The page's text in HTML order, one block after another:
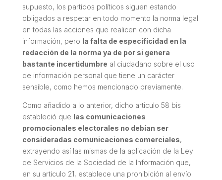
supuesto, los partidos políticos siguen estando
obligados a respetar en todo momento la norma legal
en todas las acciones que realicen con dicha
información, pero la falta de especificidad en la
redacción de la norma ya de por si genera
bastante incertidumbre al ciudadano sobre el uso
de información personal que tiene un carácter
sensible, como hemos mencionado previamente.
Como añadido a lo anterior, dicho articulo 58 bis
estableció que las comunicaciones
promocionales electorales no debían ser
consideradas comunicaciones comerciales,
extrayendo así las mismas de la aplicación de la Ley
de Servicios de la Sociedad de la Información que,
en su articulo 21, establece una prohibición al envío